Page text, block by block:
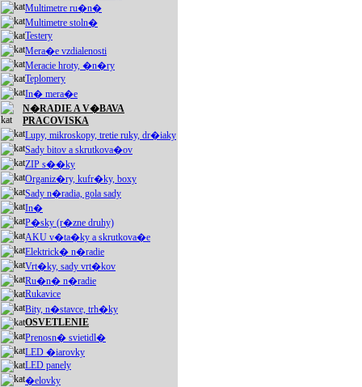
Multimetre ru�n�
Multimetre stoln�
Testery
Mera�e vzdialenosti
Meracie hroty, �n�ry
Teplomery
In� mera�e
N�RADIE A V�BAVA
PRACOVISKA
Lupy, mikroskopy, tretie ruky, dr�iaky
Sady bitov a skrutkova�ov
ZIP s��ky
Organiz�ry, kufr�ky, boxy
Sady n�radia, gola sady
In�
P�sky (r�zne druhy)
AKU v�ta�ky a skrutkova�e
Elektrick� n�radie
Vrt�ky, sady vrt�kov
Ru�n� n�radie
Rukavice
Bity, n�stavce, trh�ky
OSVETLENIE
Prenosn� svietidl�
LED �iarovky
LED panely
�elovky